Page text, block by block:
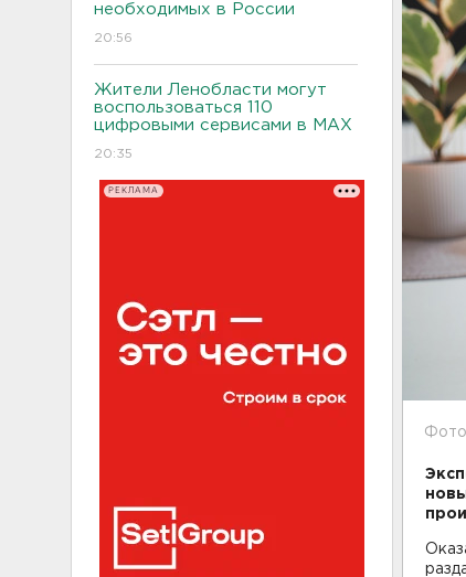
необходимых в России
20:56
Жители Ленобласти могут
воспользоваться 110
цифровыми сервисами в МАХ
20:35
РЕКЛАМА